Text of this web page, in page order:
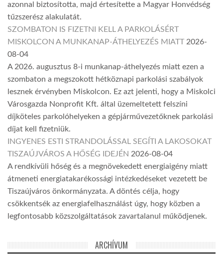
azonnal biztosította, majd értesítette a Magyar Honvédség
tűzszerész alakulatát.
SZOMBATON IS FIZETNI KELL A PARKOLÁSÉRT
MISKOLCON A MUNKANAP-ÁTHELYEZÉS MIATT 2026-
08-04
A 2026. augusztus 8-i munkanap-áthelyezés miatt ezen a
szombaton a megszokott hétköznapi parkolási szabályok
lesznek érvényben Miskolcon. Ez azt jelenti, hogy a Miskolci
Városgazda Nonprofit Kft. által üzemeltetett felszíni
díjköteles parkolóhelyeken a gépjárművezetőknek parkolási
díjat kell fizetniük.
INGYENES ESTI STRANDOLÁSSAL SEGÍTI A LAKOSOKAT
TISZAÚJVÁROS A HŐSÉG IDEJÉN 2026-08-04
A rendkívüli hőség és a megnövekedett energiaigény miatt
átmeneti energiatakarékossági intézkedéseket vezetett be
Tiszaújváros önkormányzata. A döntés célja, hogy
csökkentsék az energiafelhasználást úgy, hogy közben a
legfontosabb közszolgáltatások zavartalanul működjenek.
ARCHÍVUM